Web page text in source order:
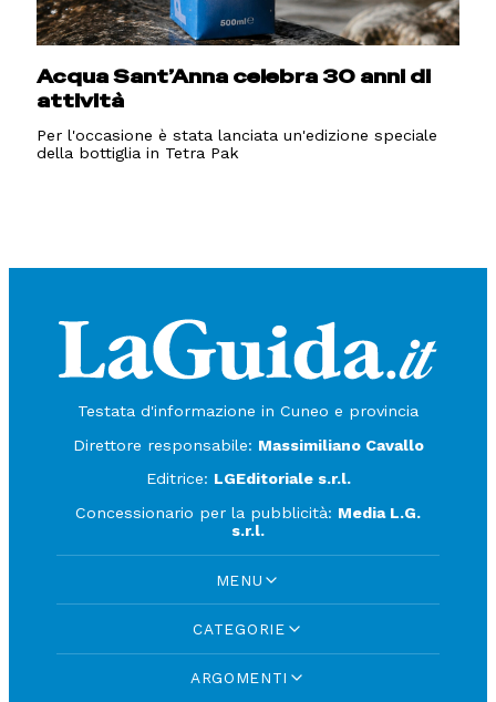
Acqua Sant’Anna celebra 30 anni di
attività
Per l'occasione è stata lanciata un'edizione speciale
della bottiglia in Tetra Pak
Testata d'informazione in Cuneo e provincia
Direttore responsabile: Massimiliano Cavallo
Editrice: LGEditoriale s.r.l.
Concessionario per la pubblicità: Media L.G.
s.r.l.
MENU
CATEGORIE
ARGOMENTI